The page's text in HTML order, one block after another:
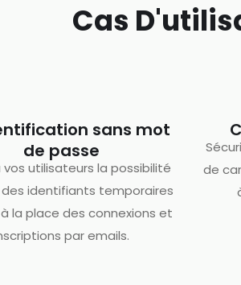
Cas
sans mot
de passe
utilisateurs la possibilité
des identifiants temporaires
à la place des connexions et
par emails.
de